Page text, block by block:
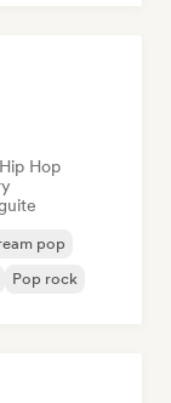
Hop
pop
Pop rock